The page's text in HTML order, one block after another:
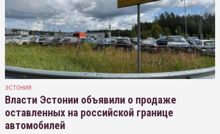
ЭСТОНИЯ
Власти Эстонии объявили о продаже
оставленных на российской границе
автомобилей